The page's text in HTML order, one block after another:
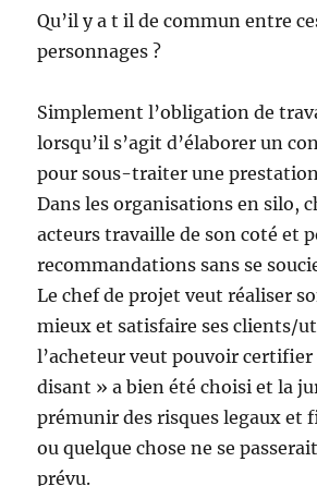
Qu’il y a t il de commun entre
personnages ?
Simplement l’obligation de
lorsqu’il s’agit d’élaborer un
pour sous-traiter une
Dans les organisations en silo,
acteurs travaille de son coté et
recommandations sans se
Le chef de projet veut réaliser
mieux et satisfaire ses clients/
l’acheteur veut pouvoir
disant » a bien été choisi et la
prémunir des risques legaux et
ou quelque chose ne se
prévu.